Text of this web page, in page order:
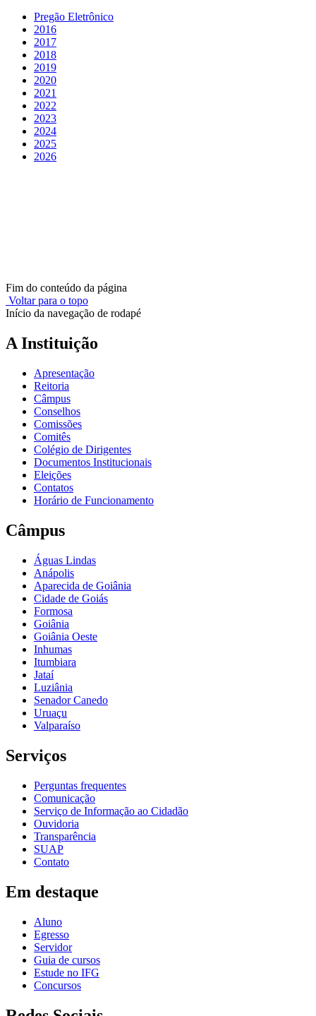
Pregão Eletrônico
2016
2017
2018
2019
2020
2021
2022
2023
2024
2025
2026
Fim do conteúdo da página
Voltar para o topo
Início da navegação de rodapé
A Instituição
Apresentação
Reitoria
Câmpus
Conselhos
Comissões
Comitês
Colégio de Dirigentes
Documentos Institucionais
Eleições
Contatos
Horário de Funcionamento
Câmpus
Águas Lindas
Anápolis
Aparecida de Goiânia
Cidade de Goiás
Formosa
Goiânia
Goiânia Oeste
Inhumas
Itumbiara
Jataí
Luziânia
Senador Canedo
Uruaçu
Valparaíso
Serviços
Perguntas frequentes
Comunicação
Serviço de Informação ao Cidadão
Ouvidoria
Transparência
SUAP
Contato
Em destaque
Aluno
Egresso
Servidor
Guia de cursos
Estude no IFG
Concursos